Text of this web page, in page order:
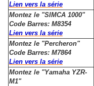
Lien vers la série
Montez le "SIMCA 1000"
Code Barres: M8354
Lien vers la série
Montez le "Percheron"
Code Barres: M7864
Lien vers la série
Montez le "Yamaha YZR-
M1"